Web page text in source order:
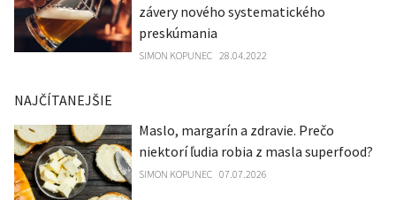
závery nového systematického
preskúmania
SIMON KOPUNEC 28.04.2022
NAJČÍTANEJŠIE
Maslo, margarín a zdravie. Prečo
niektorí ľudia robia z masla superfood?
SIMON KOPUNEC 07.07.2026